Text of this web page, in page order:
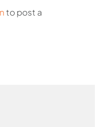
to post a